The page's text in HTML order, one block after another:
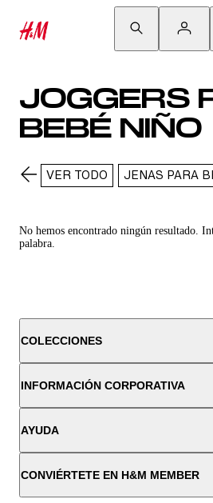
JOGGERS
BEBÉ NIÑO
VER TODO JENAS PARA
No hemos encontrado ningún resultado.
palabra.
COLECCIONES
INFORMACIÓN CORPORATIVA
AYUDA
CONVIÉRTETE EN H&M MEMBER